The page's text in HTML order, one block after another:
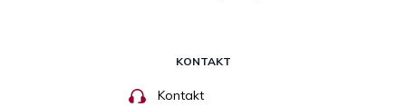
KONTAKT
Kontakt